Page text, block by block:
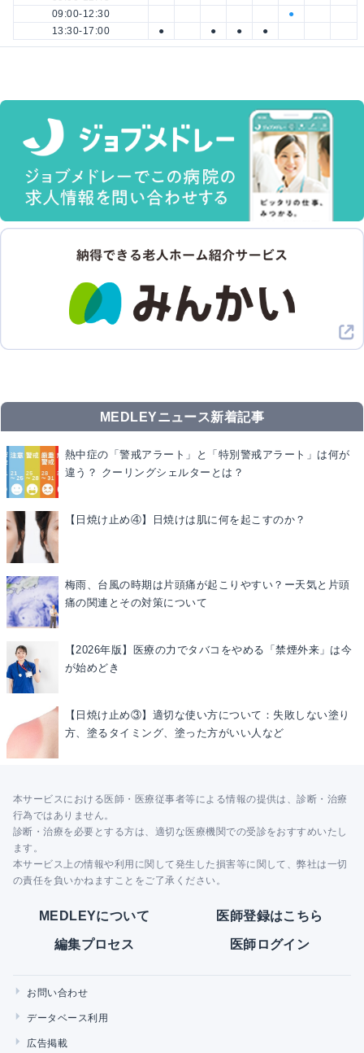
09:00-12:30
●
13:30-17:00
● ● ● ●
MEDLEYニュース新着記事
熱中症の「警戒アラート」と「特別警戒アラート」は何が
違う？ クーリングシェルターとは？
【日焼け止め④】日焼けは肌に何を起こすのか？
梅雨、台風の時期は片頭痛が起こりやすい？ー天気と片頭
痛の関連とその対策について
【2026年版】医療の力でタバコをやめる「禁煙外来」は今
が始めどき
【日焼け止め③】適切な使い方について：失敗しない塗り
方、塗るタイミング、塗った方がいい人など
本サービスにおける医師・医療従事者等による情報の提供は、診断・治療
行為ではありません。
診断・治療を必要とする方は、適切な医療機関での受診をおすすめいたし
ます。
本サービス上の情報や利用に関して発生した損害等に関して、弊社は一切
の責任を負いかねますことをご了承ください。
MEDLEYについて 医師登録はこちら
編集プロセス 医師ログイン
お問い合わせ
データベース利用
広告掲載